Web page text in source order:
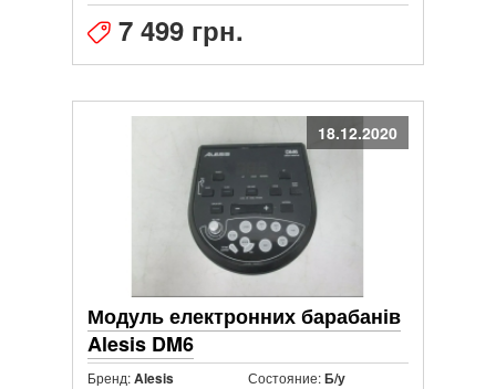
7 499 грн.
18.12.2020
Модуль електронних барабанів
Alesis DM6
Бренд:Alesis Состояние:Б/у